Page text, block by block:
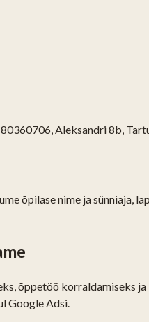
Aleksandri 8b,
õpilase nime ja sünniaja,
õppetöö korraldamiseks
Google Adsi.